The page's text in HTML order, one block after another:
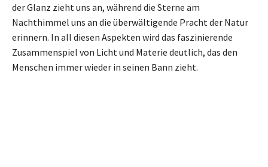
der Glanz zieht uns an, während die Sterne am
Nachthimmel uns an die überwältigende Pracht der Natur
erinnern. In all diesen Aspekten wird das faszinierende
Zusammenspiel von Licht und Materie deutlich, das den
Menschen immer wieder in seinen Bann zieht.